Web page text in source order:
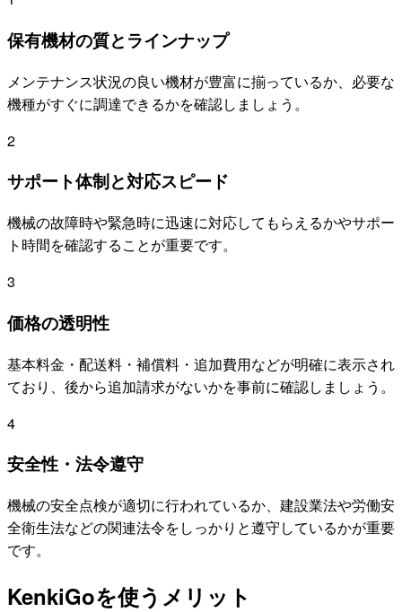
保有機材の質とラインナップ
メンテナンス状況の良い機材が豊富に揃っているか、必要な
機種がすぐに調達できるかを確認しましょう。
2
サポート体制と対応スピード
機械の故障時や緊急時に迅速に対応してもらえるかやサポー
ト時間を確認することが重要です。
3
価格の透明性
基本料金・配送料・補償料・追加費用などが明確に表示され
ており、後から追加請求がないかを事前に確認しましょう。
4
安全性・法令遵守
機械の安全点検が適切に行われているか、建設業法や労働安
全衛生法などの関連法令をしっかりと遵守しているかが重要
です。
KenkiGoを使うメリット